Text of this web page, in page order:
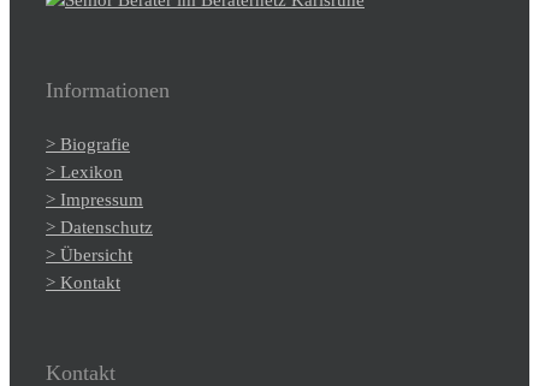
Informationen
> Biografie
> Lexikon
> Impressum
> Datenschutz
> Übersicht
> Kontakt
Kontakt